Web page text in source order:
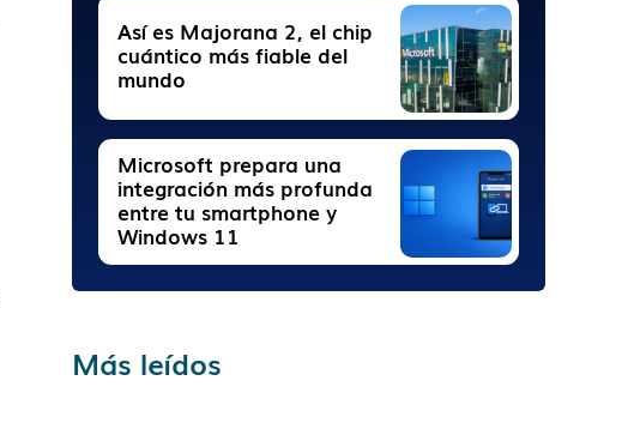
Así es Majorana 2, el chip
cuántico más fiable del
mundo
Microsoft prepara una
integración más profunda
entre tu smartphone y
Windows 11
Más leídos